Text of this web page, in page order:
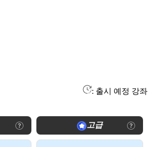
: 출시 예정 강좌
고급